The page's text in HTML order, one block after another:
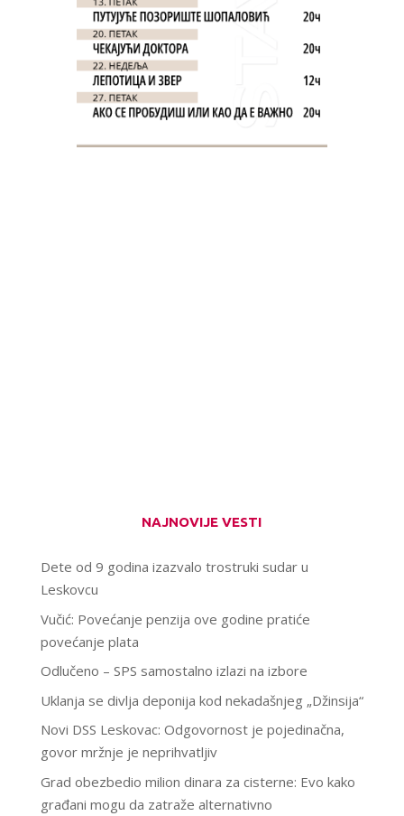
NAJNOVIJE VESTI
Dete od 9 godina izazvalo trostruki sudar u
Leskovcu
Vučić: Povećanje penzija ove godine pratiće
povećanje plata
Odlučeno – SPS samostalno izlazi na izbore
Uklanja se divlja deponija kod nekadašnjeg „Džinsija“
Novi DSS Leskovac: Odgovornost je pojedinačna,
govor mržnje je neprihvatljiv
Grad obezbedio milion dinara za cisterne: Evo kako
građani mogu da zatraže alternativno